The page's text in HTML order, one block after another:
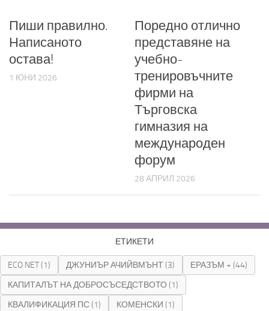
Пиши правилно.
Написаното
остава!
1 ЮНИ 2026
Поредно отлично
представяне на
учебно-
тренировъчните
фирми на
Търговска
гимназия на
международен
форум
28 АПРИЛ 2026
ЕТИКЕТИ
ECO NET(1) ДЖУНИЪР АЧИЙВМЪНТ(3) ЕРАЗЪМ + (44)
КАПИТАЛЪТ НА ДОБРОСЪСЕДСТВОТО (1)
КВАЛИФИКАЦИЯ ПС(1) КОМЕНСКИ (1)